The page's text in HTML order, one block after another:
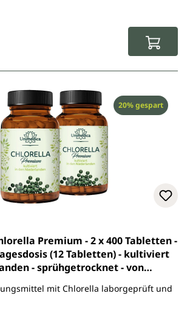
Rabatt
20% gespart
Bewertung von 4 von 5 Sternen
Premium - 2 x 400 Tabletten -
(12 Tabletten) - kultiviert
- sprühgetrocknet - von
mit Chlorella laborgeprüft und